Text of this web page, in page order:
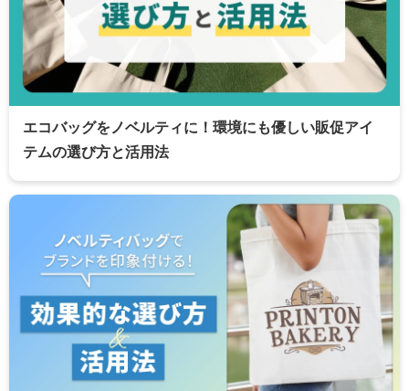
エコバッグをノベルティに！環境にも優しい販促アイ
テムの選び方と活用法